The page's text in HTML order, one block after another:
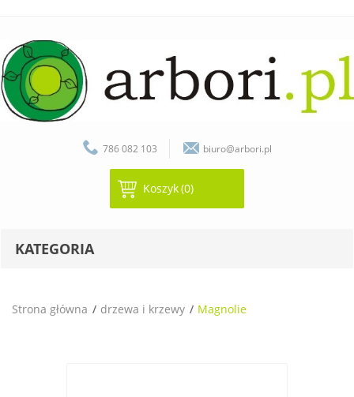
786 082 103 biuro@arbori.pl
Koszyk(0)
KATEGORIA
Strona główna drzewa i krzewy Magnolie